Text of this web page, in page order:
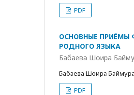
PDF
ОСНОВНЫЕ ПРИЁМЫ
РОДНОГО ЯЗЫКА
Бабаева Шоира
Бабаева Шоира
PDF